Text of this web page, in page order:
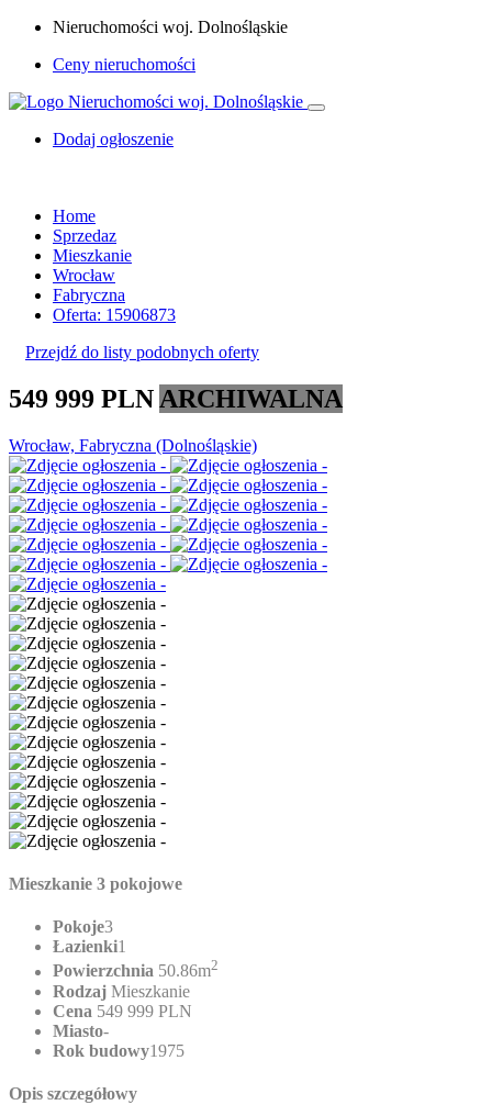
Nieruchomości woj. Dolnośląskie
Ceny nieruchomości
Dodaj ogłoszenie
Home
Sprzedaz
Mieszkanie
Wrocław
Fabryczna
Oferta: 15906873
Przejdź do listy podobnych oferty
549 999 PLN ARCHIWALNA
Wrocław, Fabryczna (Dolnośląskie)
Mieszkanie 3 pokojowe
Pokoje3
Łazienki1
Powierzchnia 50.86m2
Rodzaj Mieszkanie
Cena 549 999 PLN
Miasto-
Rok budowy1975
Opis szczegółowy